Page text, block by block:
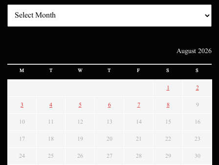
August 2026
M T W T F S S
1 2
3 4 5 6 7 8 9
10 11 12 13 14 15 16
17 18 19 20 21 22 23
24 25 26 27 28 29 30